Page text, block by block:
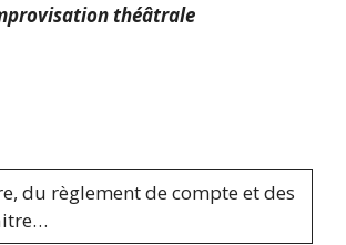
théâtrale
du règlement de compte et des